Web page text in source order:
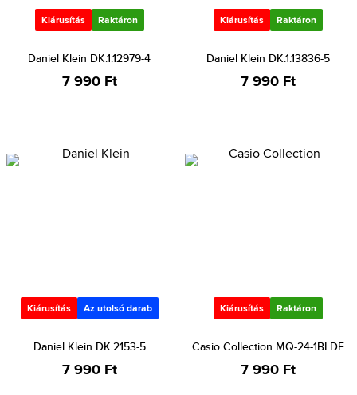
Kiárusítás Raktáron
Daniel Klein DK.1.12979-4
7 990 Ft
Kiárusítás Raktáron
Daniel Klein DK.1.13836-5
7 990 Ft
Kiárusítás Az utolsó darab
Daniel Klein DK.2153-5
7 990 Ft
Kiárusítás Raktáron
Casio Collection MQ-24-1BLDF
7 990 Ft